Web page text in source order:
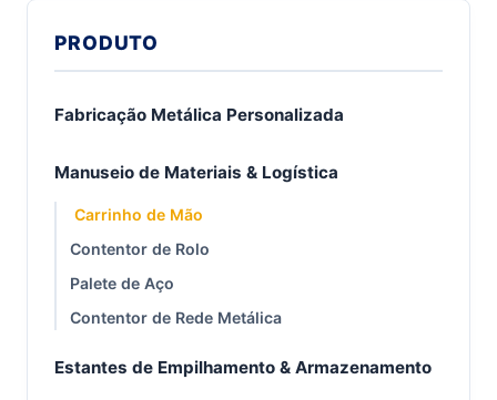
PRODUTO
Fabricação Metálica Personalizada
Manuseio de Materiais & Logística
Carrinho de Mão
Contentor de Rolo
Palete de Aço
Contentor de Rede Metálica
Estantes de Empilhamento & Armazenamento